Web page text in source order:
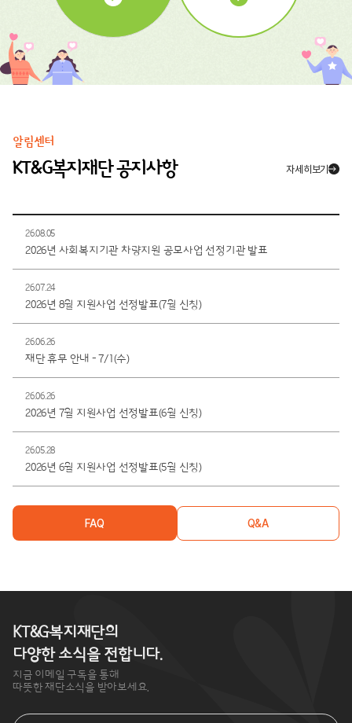
알림센터
KT&G복지재단 공지사항 자세히보기
26.08.05
2026년 사회복지기관 차량지원 공모사업 선정기관 발표
26.07.24
2026년 8월 지원사업 선정발표(7월 신청)
26.06.26
재단 휴무 안내 - 7/1(수)
26.06.26
2026년 7월 지원사업 선정발표(6월 신청)
26.05.28
2026년 6월 지원사업 선정발표(5월 신청)
FAQ Q&A
KT&G복지재단의
다양한 소식을 전합니다.
지금 이메일 구독을 통해
따뜻한 재단소식을 받아보세요.